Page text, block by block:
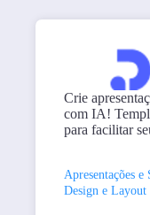
Crie
com IA!
para facilitar
Apresentações e
Design e Layout